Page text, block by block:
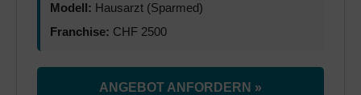
Modell: Hausarzt (Sparmed)
Franchise: CHF 2500
ANGEBOT ANFORDERN »